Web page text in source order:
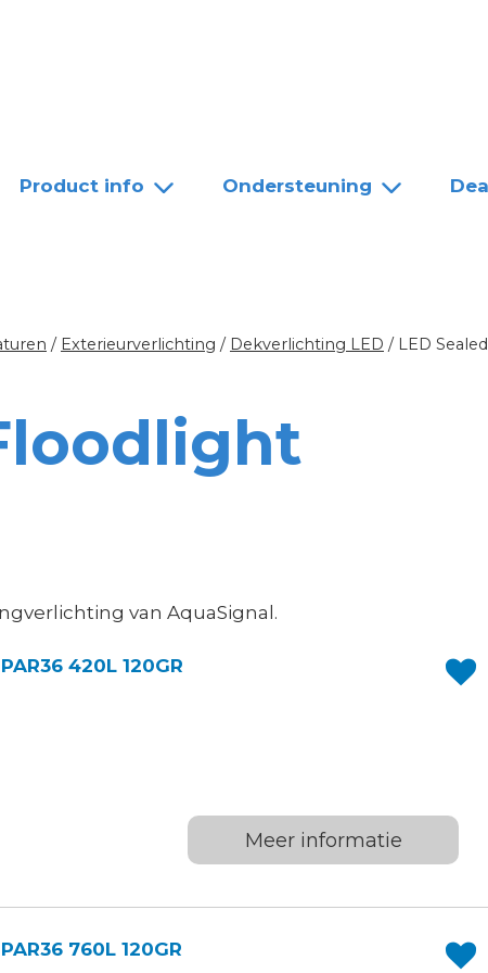
Product info Ondersteuning
/ Exterieurverlichting / Dekverlichting LED / LED Sealed
van AquaSignal.
420L 120GR
Meer informatie
760L 120GR